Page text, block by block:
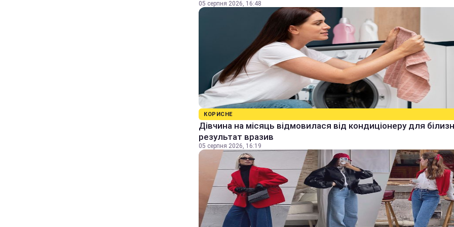
05 серпня 2026, 16:48
КОРИСНЕ
Дівчина на місяць відмовилася від кондиціонеру для
результат вразив
05 серпня 2026, 16:19